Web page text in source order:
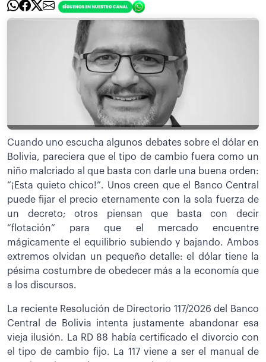
Cuando uno escucha algunos debates sobre el dólar en
Bolivia, pareciera que el tipo de cambio fuera como un
niño malcriado al que basta con darle una buena orden:
“¡Esta quieto chico!”. Unos creen que el Banco Central
puede fijar el precio eternamente con la sola fuerza de
un decreto; otros piensan que basta con decir
“flotación” para que el mercado encuentre
mágicamente el equilibrio subiendo y bajando. Ambos
extremos olvidan un pequeño detalle: el dólar tiene la
pésima costumbre de obedecer más a la economía que
a los discursos.
La reciente Resolución de Directorio 117/2026 del Banco
Central de Bolivia intenta justamente abandonar esa
vieja ilusión. La RD 88 había certificado el divorcio con
el tipo de cambio fijo. La 117 viene a ser el manual de